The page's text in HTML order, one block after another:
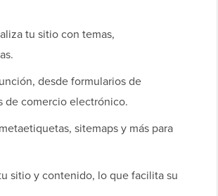
tu sitio con temas,
desde formularios de
de comercio electrónico.
sitemaps y más para
sitio y contenido, lo que facilita su